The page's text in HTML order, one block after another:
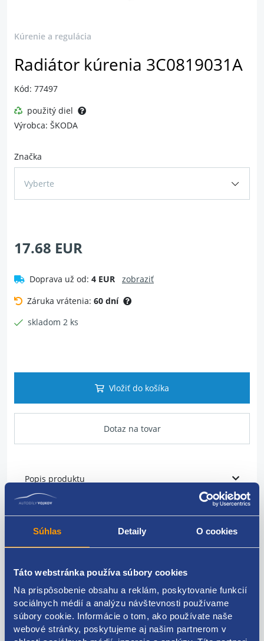
Súhlas Detaily O cookies
Táto webstránka používa súbory cookies
Na prispôsobenie obsahu a reklám, poskytovanie funkcií
sociálnych médií a analýzu návštevnosti používame
súbory cookie. Informácie o tom, ako používate naše
webové stránky, poskytujeme aj našim partnerom v
Kúrenie a regulácia
Radiátor kúrenia 3C0819031A
Kód: 77497
použitý diel
Výrobca: ŠKODA
Značka
Vyberte
17.68 EUR
Doprava už od: 4 EUR
zobraziť
Záruka vrátenia: 60 dní
skladom 2 ks
Vložiť do košíka
Dotaz na tovar
Popis produktu
Radiátor kúrenia
Kódy produktov